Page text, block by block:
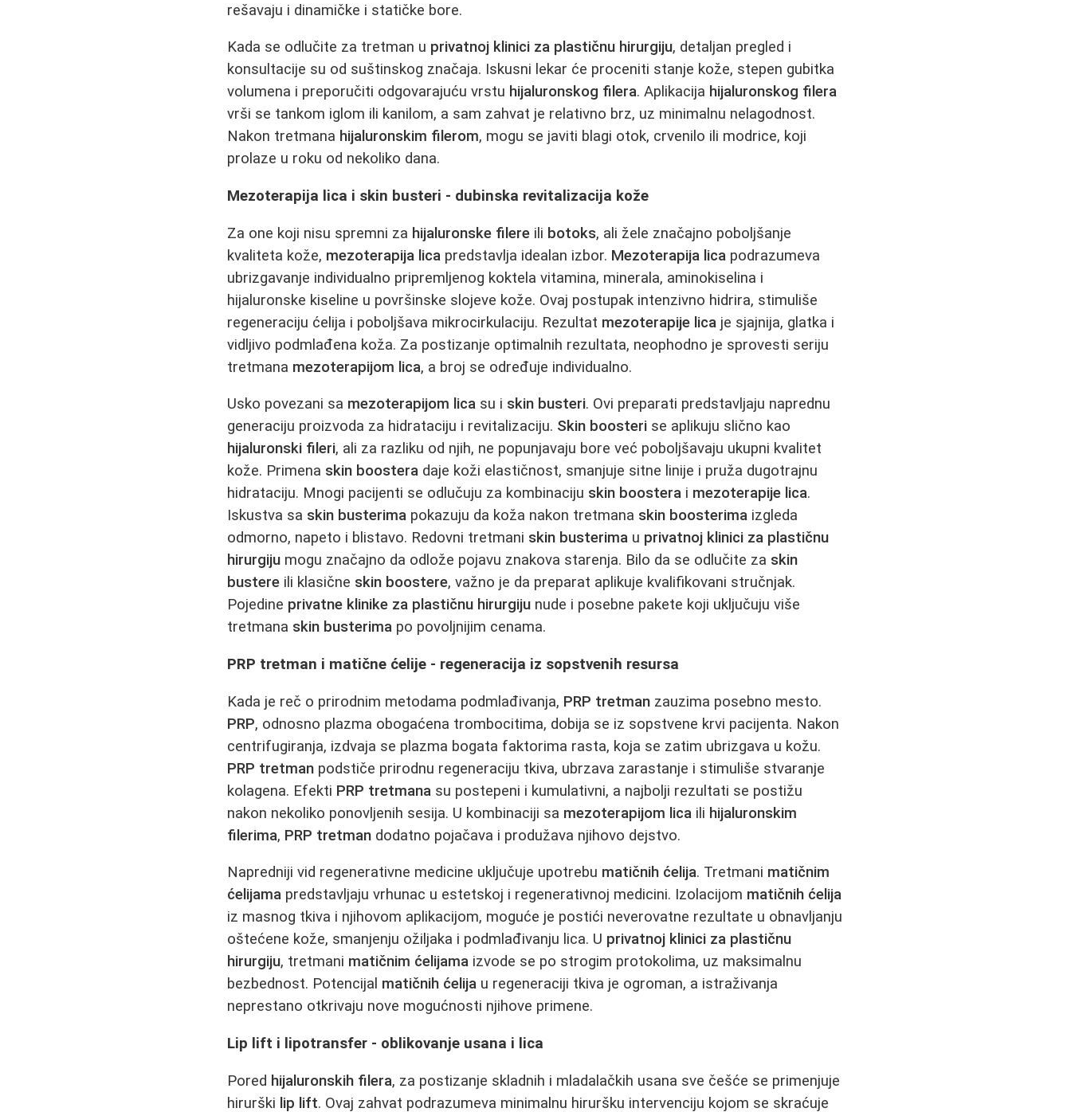
rešavaju i dinamičke i statičke bore.
Kada se odlučite za tretman u privatnoj klinici za plastičnu hirurgiju, detaljan pregled i
konsultacije su od suštinskog značaja. Iskusni lekar će proceniti stanje kože, stepen gubitka
volumena i preporučiti odgovarajuću vrstu hijaluronskog filera. Aplikacija hijaluronskog filera
vrši se tankom iglom ili kanilom, a sam zahvat je relativno brz, uz minimalnu nelagodnost.
Nakon tretmana hijaluronskim filerom, mogu se javiti blagi otok, crvenilo ili modrice, koji
prolaze u roku od nekoliko dana.
Mezoterapija lica i skin busteri - dubinska revitalizacija kože
Za one koji nisu spremni za hijaluronske filere ili botoks, ali žele značajno poboljšanje
kvaliteta kože, mezoterapija lica predstavlja idealan izbor. Mezoterapija lica podrazumeva
ubrizgavanje individualno pripremljenog koktela vitamina, minerala, aminokiselina i
hijaluronske kiseline u površinske slojeve kože. Ovaj postupak intenzivno hidrira, stimuliše
regeneraciju ćelija i poboljšava mikrocirkulaciju. Rezultat mezoterapije lica je sjajnija, glatka i
vidljivo podmlađena koža. Za postizanje optimalnih rezultata, neophodno je sprovesti seriju
tretmana mezoterapijom lica, a broj se određuje individualno.
Usko povezani sa mezoterapijom lica su i skin busteri. Ovi preparati predstavljaju naprednu
generaciju proizvoda za hidrataciju i revitalizaciju. Skin boosteri se aplikuju slično kao
hijaluronski fileri, ali za razliku od njih, ne popunjavaju bore već poboljšavaju ukupni kvalitet
kože. Primena skin boostera daje koži elastičnost, smanjuje sitne linije i pruža dugotrajnu
hidrataciju. Mnogi pacijenti se odlučuju za kombinaciju skin boostera i mezoterapije lica.
Iskustva sa skin busterima pokazuju da koža nakon tretmana skin boosterima izgleda
odmorno, napeto i blistavo. Redovni tretmani skin busterima u privatnoj klinici za plastičnu
hirurgiju mogu značajno da odlože pojavu znakova starenja. Bilo da se odlučite za skin
bustere ili klasične skin boostere, važno je da preparat aplikuje kvalifikovani stručnjak.
Pojedine privatne klinike za plastičnu hirurgiju nude i posebne pakete koji uključuju više
tretmana skin busterima po povoljnijim cenama.
PRP tretman i matične ćelije - regeneracija iz sopstvenih resursa
Kada je reč o prirodnim metodama podmlađivanja, PRP tretman zauzima posebno mesto.
PRP, odnosno plazma obogaćena trombocitima, dobija se iz sopstvene krvi pacijenta. Nakon
centrifugiranja, izdvaja se plazma bogata faktorima rasta, koja se zatim ubrizgava u kožu.
PRP tretman podstiče prirodnu regeneraciju tkiva, ubrzava zarastanje i stimuliše stvaranje
kolagena. Efekti PRP tretmana su postepeni i kumulativni, a najbolji rezultati se postižu
nakon nekoliko ponovljenih sesija. U kombinaciji sa mezoterapijom lica ili hijaluronskim
filerima, PRP tretman dodatno pojačava i produžava njihovo dejstvo.
Napredniji vid regenerativne medicine uključuje upotrebu matičnih ćelija. Tretmani matičnim
ćelijama predstavljaju vrhunac u estetskoj i regenerativnoj medicini. Izolacijom matičnih ćelija
iz masnog tkiva i njihovom aplikacijom, moguće je postići neverovatne rezultate u obnavljanju
oštećene kože, smanjenju ožiljaka i podmlađivanju lica. U privatnoj klinici za plastičnu
hirurgiju, tretmani matičnim ćelijama izvode se po strogim protokolima, uz maksimalnu
bezbednost. Potencijal matičnih ćelija u regeneraciji tkiva je ogroman, a istraživanja
neprestano otkrivaju nove mogućnosti njihove primene.
Lip lift i lipotransfer - oblikovanje usana i lica
Pored hijaluronskih filera, za postizanje skladnih i mladalačkih usana sve češće se primenjuje
hirurški lip lift. Ovaj zahvat podrazumeva minimalnu hiruršku intervenciju kojom se skraćuje